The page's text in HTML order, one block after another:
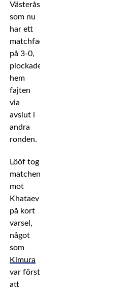
Västeråstalangen,
som nu
har ett
matchfacit
på 3-0,
plockade
hem
fajten
via
avslut i
andra
ronden.
Lööf tog
matchen
mot
Khataev
på kort
varsel,
något
som
Kimura
var först
att